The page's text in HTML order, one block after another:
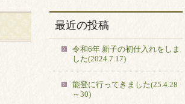
最近の投稿
令和6年 新子の初仕入れをしま
した(2024.7.17)
能登に行ってきました(25.4.28
～30)